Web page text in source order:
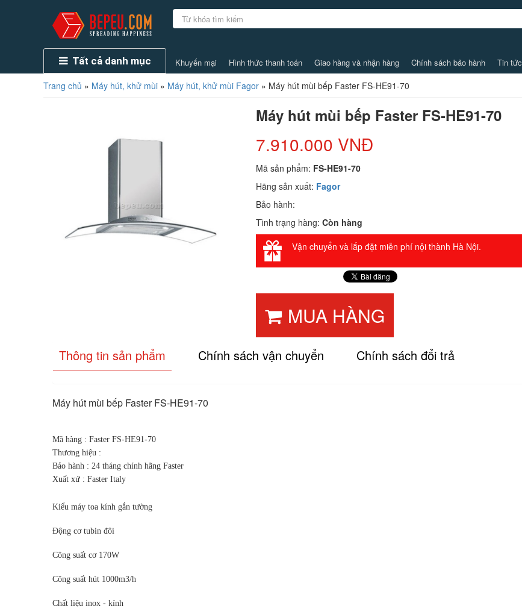
Tất cả danh mục Khuyến mại Hình thức thanh toán Giao hàng và nhận hàng Chính sách bảo hành Tin tức
Trang chủ » Máy hút, khử mùi » Máy hút, khử mùi Fagor » Máy hút mùi bếp Faster FS-HE91-70
Máy hút mùi bếp Faster FS-HE91-70
7.910.000 VNĐ
Mã sản phẩm: FS-HE91-70
Hãng sản xuất: Fagor
Bảo hành:
Tình trạng hàng:Còn hàng
Vận chuyển và lắp đặt miễn phí nội thành Hà Nội.
MUA HÀNG
Thông tin sản phẩm Chính sách vận chuyển Chính sách đổi trả
Máy hút mùi bếp Faster FS-HE91-70
Mã hàng : Faster FS-HE91-70
Thương hiệu :
Bảo hành : 24 tháng chính hãng Faster
Xuất xứ : Faster Italy
Kiểu máy toa kính gắn tường
Động cơ tubin đôi
Công suất cơ 170W
Công suất hút 1000m3/h
Chất liệu inox - kính